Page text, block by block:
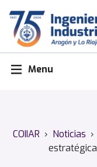
content
Menu
COIIAR › Noticias ›